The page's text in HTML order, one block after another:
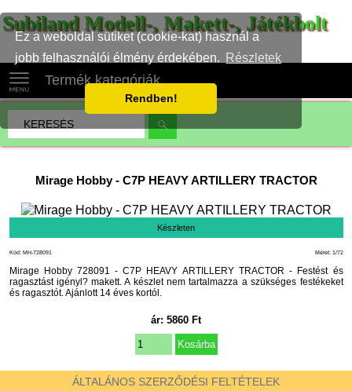
Ez a weboldal sütiket (cookie-kat) használ a
jobb felhasználói élmény érdekében.
Részletek
Rendben!
Subiland Modell-, Makett-, Játékbolt
Termék kategóriák
Mirage Hobby- C7P HEAVY ARTILLERY TRACTOR
Készleten
Méret: 1/72
Kód: MH-728091
Mirage Hobby 728091 - C7P HEAVY ARTILLERY TRACTOR - Festést és
ragasztást igényl? makett. A készlet nem tartalmazza a szükséges festékeket
és ragasztót. Ajánlott 14 éves kortól.
ár: 5860 Ft
ÁLTALÁNOS SZERZŐDÉSI FELTÉTELEK